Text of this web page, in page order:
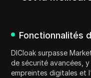
Fonctionnalités
DICloak surpasse
de sécurité avancées,
empreintes digitales et